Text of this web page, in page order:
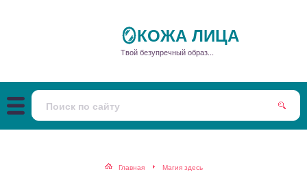
🪞КОЖА ЛИЦА
Твой безупречный образ...
Главная Магия здесь